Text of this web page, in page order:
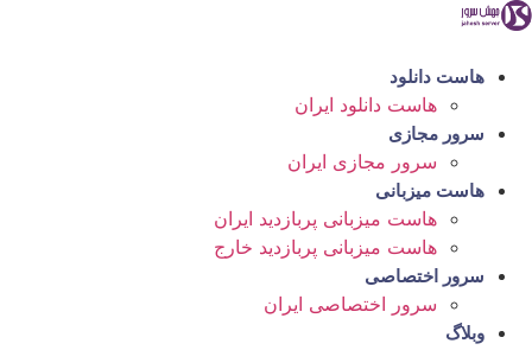
پرش
محتوا
هاست دانلود
هاست دانلود ایران
سرور مجازی
سرور مجازی ایران
هاست میزبانی
هاست میزبانی پربازدید ایران
هاست میزبانی پربازدید خارج
سرور اختصاصی
سرور اختصاصی ایران
وبلاگ